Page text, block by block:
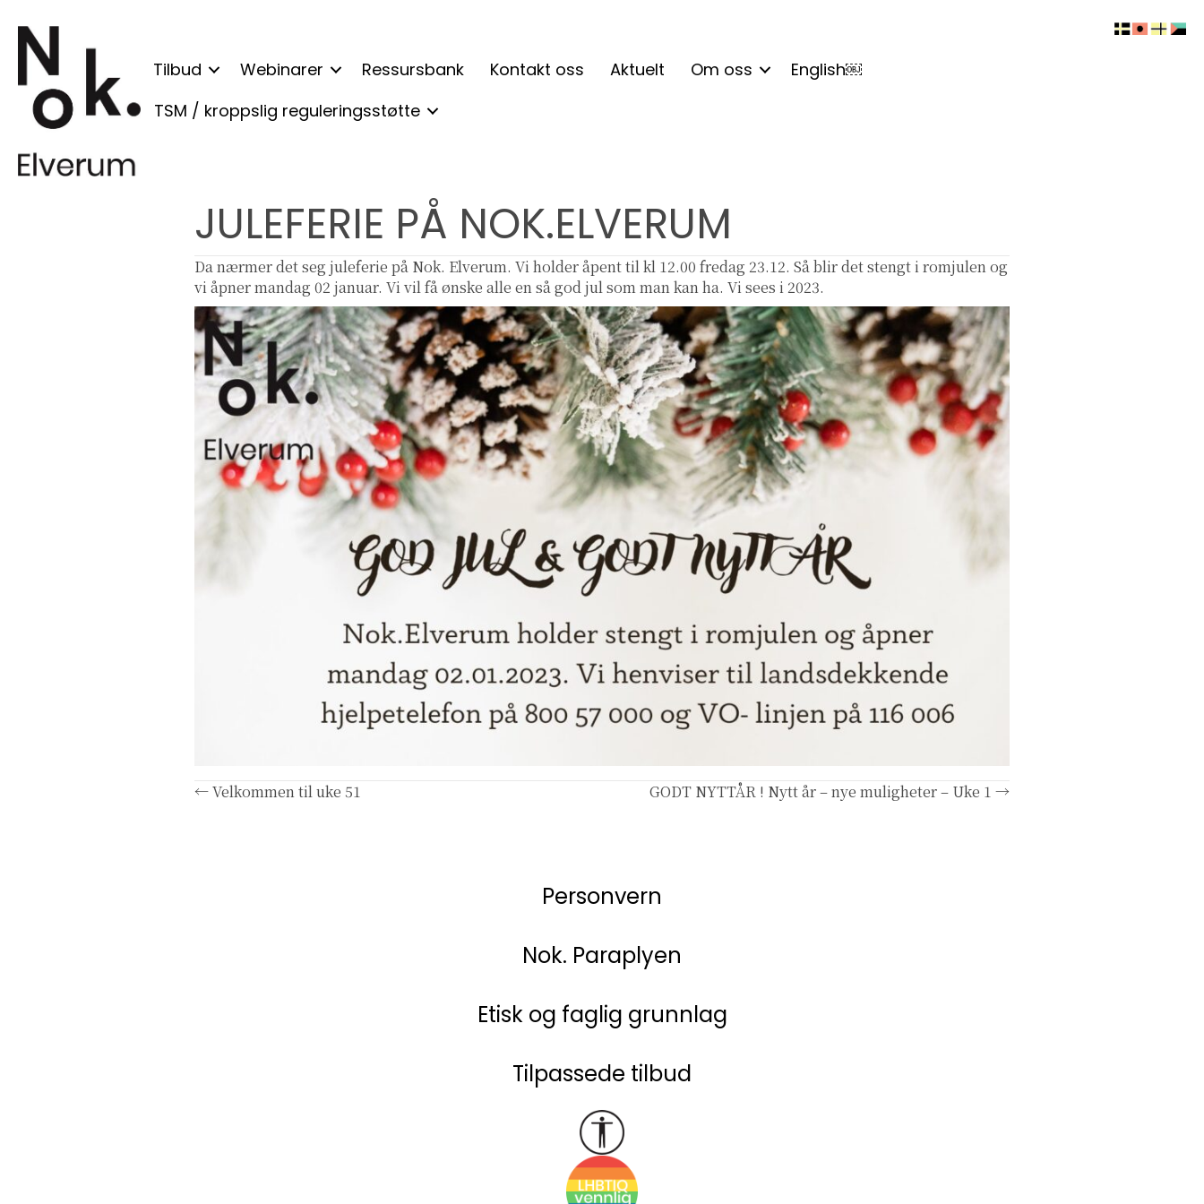
Tilbud Webinarer Ressursbank Kontakt oss Aktuelt Om oss
English￼
TSM / kroppslig reguleringsstøtte
JULEFERIE PÅ NOK.ELVERUM
Da nærmer det seg juleferie på Nok. Elverum. Vi holder åpent til kl 12.00 fredag 23.12. Så blir det stengt i romjulen og
vi åpner mandag 02 januar. Vi vil få ønske alle en så god jul som man kan ha. Vi sees i 2023.
Posts
← Velkommen til uke 51 GODT NYTTÅR ! Nytt år – nye muligheter – Uke 1 →
Personvern
Nok. Paraplyen
Etisk og faglig grunnlag
Tilpassede tilbud